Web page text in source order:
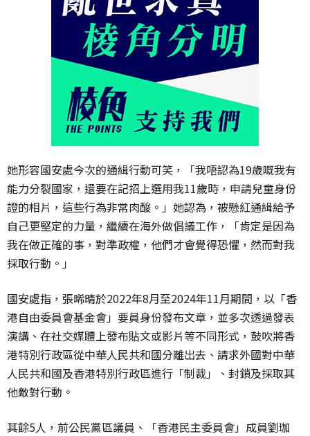
她形容國安處今次的通緝行動可笑，「我唔認為19歲嘅我有
能力分裂國家，還要在記招上選用我11歲時，申請兒童身份
證的相片，這些行為非常肉酸。」她認為，被懸紅通緝給予
自己更堅定的力量，繼續在海外做倡議工作，「肯定是因為
我在做正確的事，對準政權，他們才會覺得恐懼，然而對我
採取行動。」
國安處指，張晞晴於2022年8月至2024年11月期間，以「香
港自由委員會基金會」要員身份發布文章，並多次透過發表
演講、在社交媒體上發布貼文或影片等不同形式，鼓吹將香
港特別行政區從中華人民共和國分離出去、請求外國對中華
人民共和國及香港特別行政區進行「制裁」、封鎖及採取其
他敵對行動。
其餘5人，前公民黨區議員、「香港民主委員會」成員劉珈